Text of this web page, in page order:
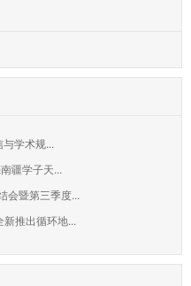
与学术规...
疆学子天...
会暨第三季度...
推出循环地...